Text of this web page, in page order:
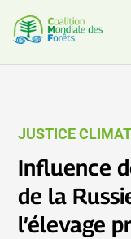
JUSTICE
Influence
de la
l’élevage